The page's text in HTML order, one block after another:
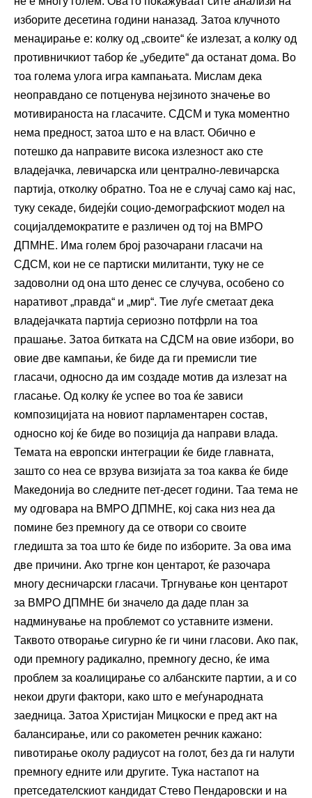
изборите десетина години наназад. Затоа клучното
менаџирање е: колку од „своите“ ќе излезат, а колку од
противничкиот табор ќе „убедите“ да останат дома. Во
тоа голема улога игра кампањата. Мислам дека
неоправдано се потценува нејзиното значење во
мотивираноста на гласачите. СДСМ и тука моментно
нема предност, затоа што е на власт. Обично е
потешко да направите висока излезност ако сте
владејачка, левичарска или централно-левичарска
партија, отколку обратно. Тоа не е случај само кај нас,
туку секаде, бидејќи социо-демографскиот модел на
социјалдемократите е различен од тој на ВМРО
ДПМНЕ. Има голем број разочарани гласачи на
СДСМ, кои не се партиски милитанти, туку не се
задоволни од она што денес се случува, особено со
наративот „правда“ и „мир“. Тие луѓе сметаат дека
владејачката партија сериозно потфрли на тоа
прашање. Затоа битката на СДСМ на овие избори, во
овие две кампањи, ќе биде да ги премисли тие
гласачи, односно да им создаде мотив да излезат на
гласање. Од колку ќе успее во тоа ќе зависи
композицијата на новиот парламентарен состав,
односно кој ќе биде во позиција да направи влада.
Темата на европски интеграции ќе биде главната,
зашто со неа се врзува визијата за тоа каква ќе биде
Македонија во следните пет-десет години. Таа тема не
му одговара на ВМРО ДПМНЕ, кој сака низ неа да
помине без премногу да се отвори со своите
гледишта за тоа што ќе биде по изборите. За ова има
две причини. Ако тргне кон центарот, ќе разочара
многу десничарски гласачи. Тргнување кон центарот
за ВМРО ДПМНЕ би значело да даде план за
надминување на проблемот со уставните измени.
Таквото отворање сигурно ќе ги чини гласови. Ако пак,
оди премногу радикално, премногу десно, ќе има
проблем за коалицирање со албанските партии, а и со
некои други фактори, како што е меѓународната
заедница. Затоа Христијан Мицкоски е пред акт на
балансирање, или со ракометен речник кажано:
пивотирање околу радиусот на голот, без да ги налути
премногу едните или другите. Тука настапот на
претседателскиот кандидат Стево Пeндаровски и на